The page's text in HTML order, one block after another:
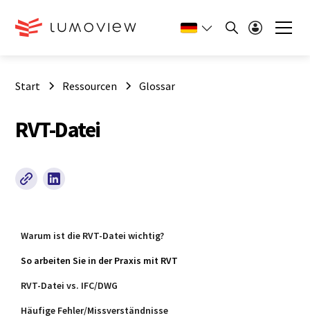
Start Ressourcen Glossar
RVT-Datei
Warum ist die RVT‑Datei wichtig?
So arbeiten Sie in der Praxis mit RVT
RVT‑Datei vs. IFC/DWG
Häufige Fehler/Missverständnisse